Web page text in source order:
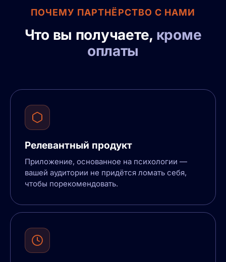
ПОЧЕМУ ПАРТНЁРСТВО С НАМИ
Что вы получаете, кроме
оплаты
Релевантный продукт
Приложение, основанное на психологии —
вашей аудитории не придётся ломать себя,
чтобы порекомендовать.